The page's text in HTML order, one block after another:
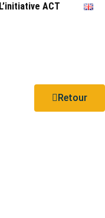
L’initiative ACT
Retour